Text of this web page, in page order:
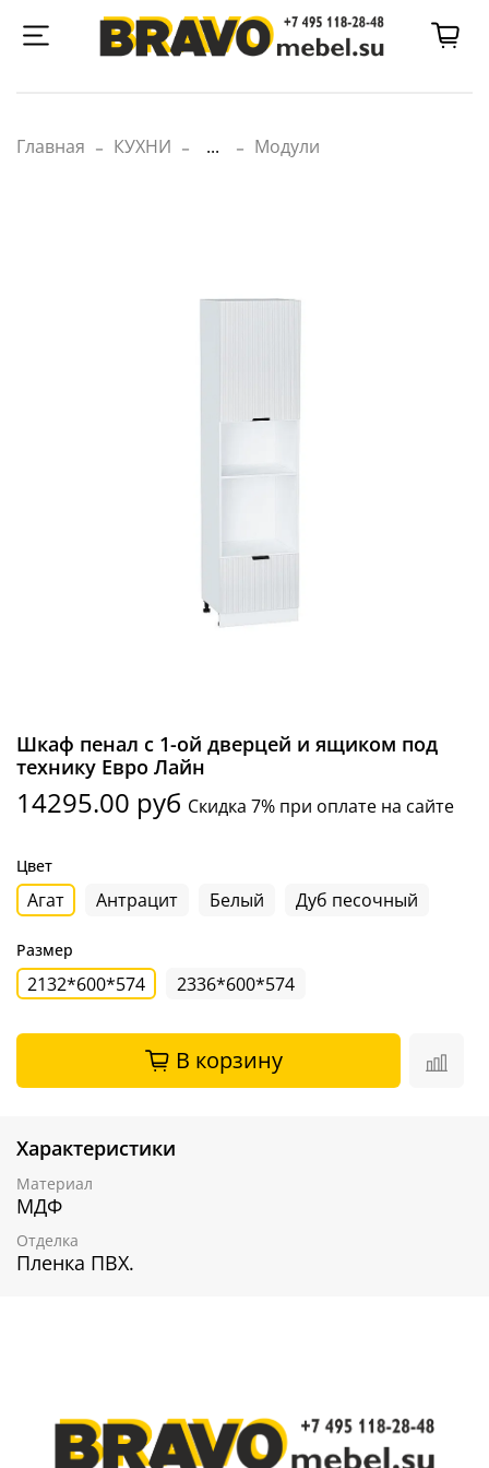
Главная КУХНИ ... Модули
Шкаф пенал с 1-ой дверцей и ящиком под
технику Евро Лайн
14295.00 руб Скидка 7% при оплате на сайте
Цвет
Агат Антрацит Белый Дуб песочный
Размер
2132*600*574 2336*600*574
В корзину
Характеристики
Материал
МДФ
Отделка
Пленка ПВХ.